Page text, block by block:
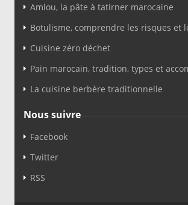
Amlou, la pâte à tatirner marocaine
Botulisme, comprendre les risques et
Cuisine zéro déchet
Pain marocain, tradition, types et
La cuisine berbère traditionnelle
Nous suivre
Facebook
Twitter
RSS